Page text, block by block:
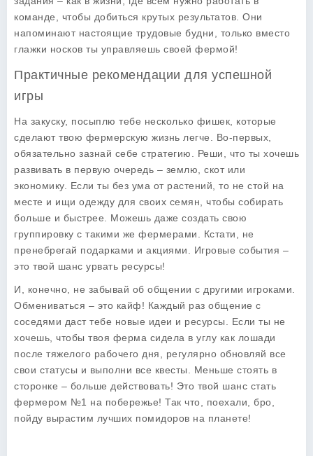
команде, чтобы добиться крутых результатов. Они
напоминают настоящие трудовые будни, только вместо
глажки носков ты управляешь своей фермой!
Практичные рекомендации для успешной
игры
На закуску, посыплю тебе несколько фишек, которые
сделают твою фермерскую жизнь легче. Во-первых,
обязательно зазнай себе стратегию. Реши, что ты хочешь
развивать в первую очередь – землю, скот или
экономику. Если ты без ума от растений, то не стой на
месте и ищи одежду для своих семян, чтобы собирать
больше и быстрее. Можешь даже создать свою
группировку с такими же фермерами. Кстати, не
пренебрегай подарками и акциями. Игровые события –
это твой шанс урвать ресурсы!
И, конечно, не забывай об общении с другими игроками.
Обмениваться – это кайф! Каждый раз общение с
соседями даст тебе новые идеи и ресурсы. Если ты не
хочешь, чтобы твоя ферма сидела в углу как лошади
после тяжелого рабочего дня, регулярно обновляй все
свои статусы и выполни все квесты. Меньше стоять в
сторонке – больше действовать! Это твой шанс стать
фермером №1 на побережье! Так что, поехали, бро,
пойду вырастим лучших помидоров на планете!